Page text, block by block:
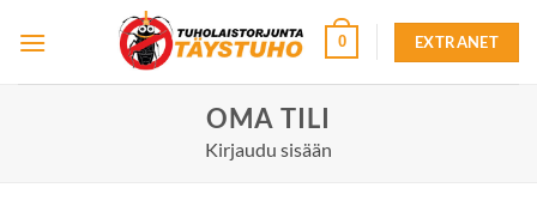
0 EXTRANET
OMA TILI
Kirjaudu sisään